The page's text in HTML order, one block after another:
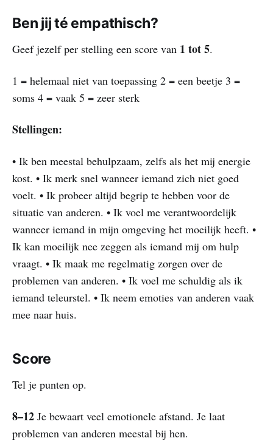
Ben jij té empathisch?
Geef jezelf per stelling een score van 1 tot 5.
1 = helemaal niet van toepassing 2 = een beetje 3 =
soms 4 = vaak 5 = zeer sterk
Stellingen:
• Ik ben meestal behulpzaam, zelfs als het mij energie
kost. • Ik merk snel wanneer iemand zich niet goed
voelt. • Ik probeer altijd begrip te hebben voor de
situatie van anderen. • Ik voel me verantwoordelijk
wanneer iemand in mijn omgeving het moeilijk heeft. •
Ik kan moeilijk nee zeggen als iemand mij om hulp
vraagt. • Ik maak me regelmatig zorgen over de
problemen van anderen. • Ik voel me schuldig als ik
iemand teleurstel. • Ik neem emoties van anderen vaak
mee naar huis.
Score
Tel je punten op.
8–12 Je bewaart veel emotionele afstand. Je laat
problemen van anderen meestal bij hen.